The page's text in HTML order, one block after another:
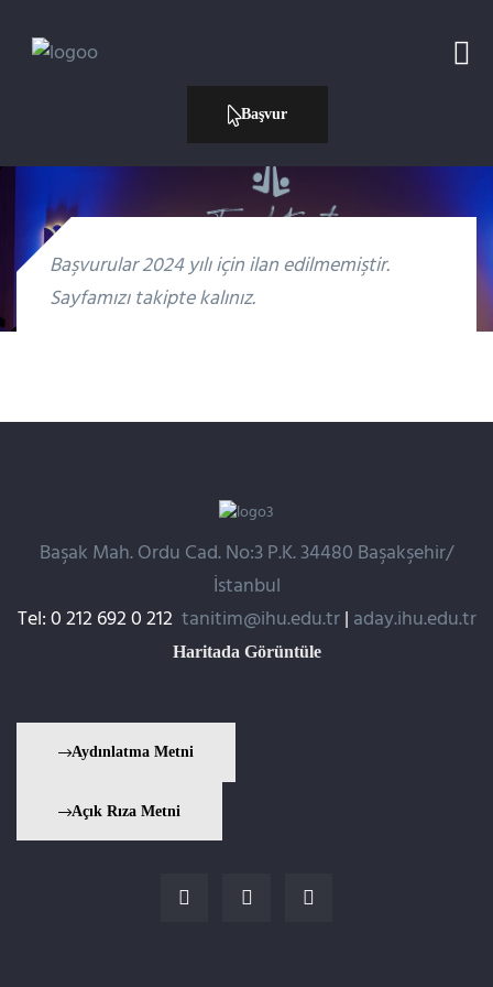
Başvur
Başvurular 2024 yılı için ilan edilmemiştir.
Sayfamızı takipte kalınız.
Başak Mah. Ordu Cad. No:3 P.K. 34480 Başakşehir/
İstanbul
Tel: 0 212 692 0 212 tanitim@ihu.edu.tr| aday.ihu.edu.tr
Haritada Görüntüle
Aydınlatma Metni
Açık Rıza Metni